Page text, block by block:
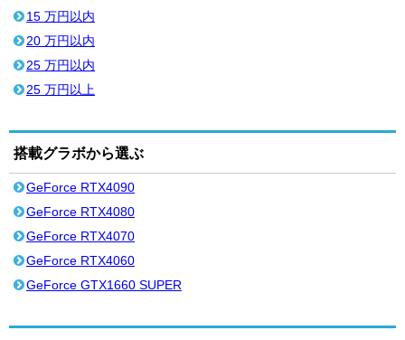
15 万円以内
20 万円以内
25 万円以内
25 万円以上
搭載グラボから選ぶ
GeForce RTX4090
GeForce RTX4080
GeForce RTX4070
GeForce RTX4060
GeForce GTX1660 SUPER